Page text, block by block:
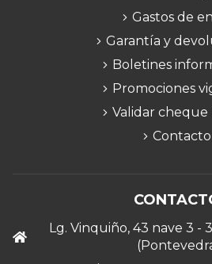
Gastos de
Garantía y
Boletines
Promociones
Validar cheque
Contacto
Lg. Vinquiño, 43 nave 3 -